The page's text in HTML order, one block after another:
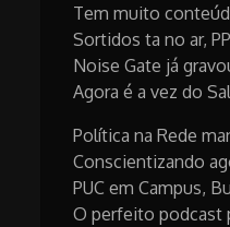
Tem muito
Sortidos ta no ar,
Noise Gate já
Agora é a vez do
Política na Rede
Conscientizando
PUC em Campus,
O perfeito podcast